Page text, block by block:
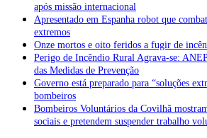
após missão internacional
Apresentado em Espanha robot que
extremos
Onze mortos e oito feridos a fugir de
Perigo de Incêndio Rural Agrava-se:
das Medidas de Prevenção
Governo está preparado para “soluções
bombeiros
Bombeiros Voluntários da Covilhã
sociais e pretendem suspender trabalho